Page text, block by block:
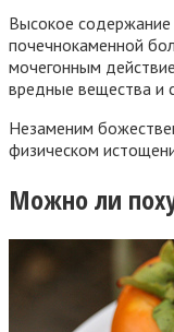
Высокое содержание
почечнокаменной
мочегонным
вредные вещества и
Незаменим
физическом
Можно ли